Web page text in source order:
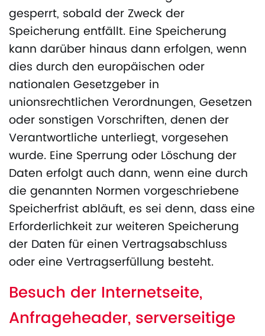
gesperrt, sobald der Zweck der
Speicherung entfällt. Eine Speicherung
kann darüber hinaus dann erfolgen, wenn
dies durch den europäischen oder
nationalen Gesetzgeber in
unionsrechtlichen Verordnungen, Gesetzen
oder sonstigen Vorschriften, denen der
Verantwortliche unterliegt, vorgesehen
wurde. Eine Sperrung oder Löschung der
Daten erfolgt auch dann, wenn eine durch
die genannten Normen vorgeschriebene
Speicherfrist abläuft, es sei denn, dass eine
Erforderlichkeit zur weiteren Speicherung
der Daten für einen Vertragsabschluss
oder eine Vertragserfüllung besteht.
Besuch der Internetseite,
Anfrageheader, serverseitige